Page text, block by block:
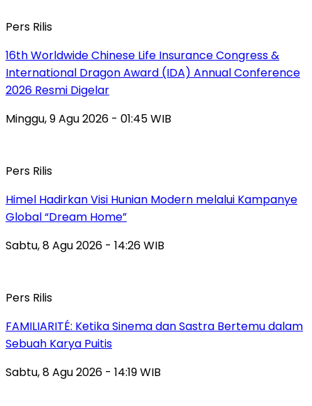
Pers Rilis
16th Worldwide Chinese Life Insurance Congress &
International Dragon Award (IDA) Annual Conference
2026 Resmi Digelar
Minggu, 9 Agu 2026 - 01:45 WIB
Pers Rilis
Himel Hadirkan Visi Hunian Modern melalui Kampanye
Global “Dream Home”
Sabtu, 8 Agu 2026 - 14:26 WIB
Pers Rilis
FAMILIARITÉ: Ketika Sinema dan Sastra Bertemu dalam
Sebuah Karya Puitis
Sabtu, 8 Agu 2026 - 14:19 WIB